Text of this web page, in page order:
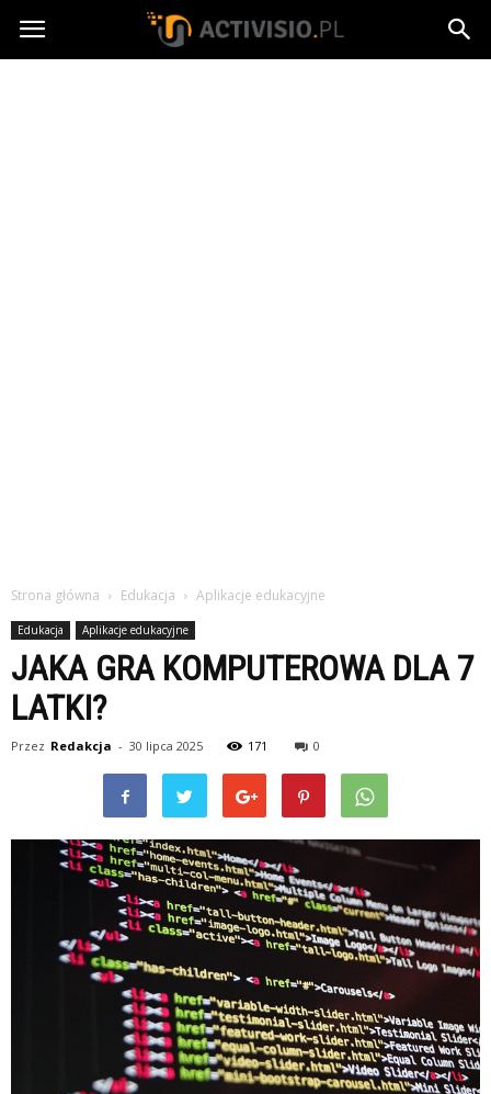
Activisio.pl
Strona główna Edukacja Aplikacje edukacyjne
Edukacja Aplikacje edukacyjne
JAKA GRA KOMPUTEROWA DLA 7
LATKI?
Przez Redakcja - 30 lipca 2025 171 0